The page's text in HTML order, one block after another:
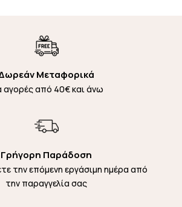
Μεταφορικά
αγορές από 40€ και άνω
Γρήγορη Παράδοση
την επόμενη εργάσιμη ημέρα από
την παραγγελία σας